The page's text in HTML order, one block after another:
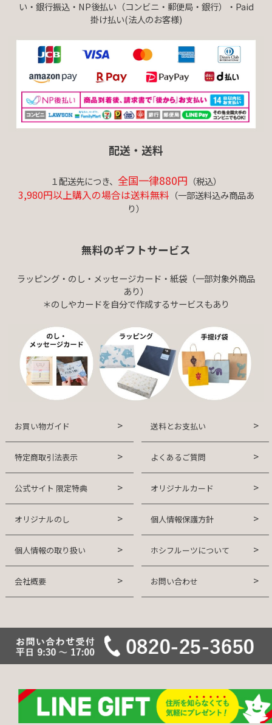
い・銀行振込・NP後払い（コンビニ・郵便局・銀行）・Paid
掛け払い(法人のお客様)
配送・送料
１配送先につき、 全国一律880円 （税込）
3,980円以上購入の場合は送料無料 （一部送料込み商品あ
り）
無料のギフトサービス
ラッピング・のし・メッセージカード・紙袋（一部対象外商品
あり）
＊のしやカードを自分で作成するサービスもあり
お買い物ガイド 送料とお支払い
特定商取引法表示 よくあるご質問
公式サイト 限定特典 オリジナルカード
オリジナルのし 個人情報保護方針
個人情報の取り扱い ホシフルーツについて
会社概要 お問い合わせ